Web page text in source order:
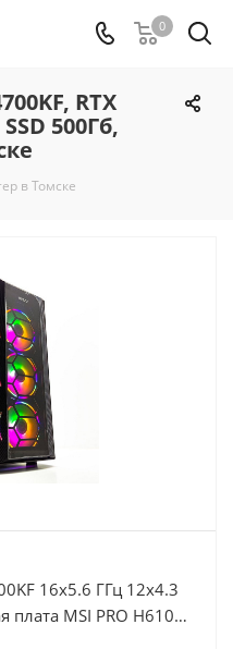
0
RTX
500Гб,
в Томске
16x5.6 ГГц 12x4.3
плата MSI PRO H610M-
Память DDR4 16Gb,